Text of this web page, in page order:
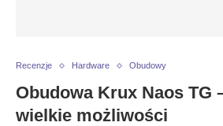
Recenzje Hardware Obudowy
Obudowa Krux Naos TG
wielkie możliwości